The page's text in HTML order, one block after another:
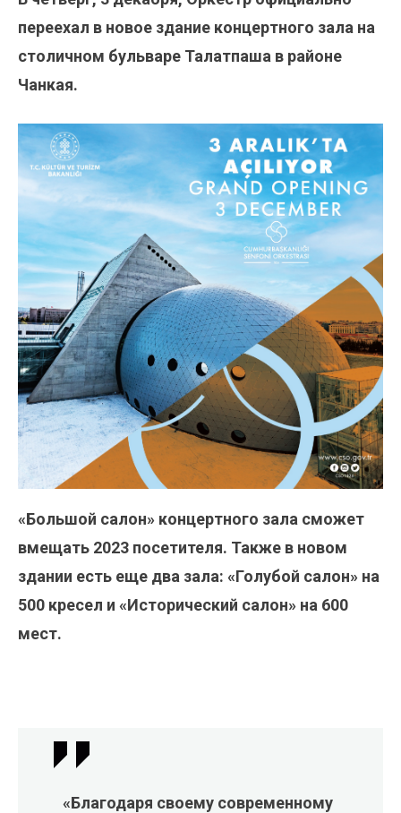
переехал в новое здание концертного зала на
столичном бульваре Талатпаша в районе
Чанкая.
«Большой салон» концертного зала сможет
вмещать 2023 посетителя. Также в новом
здании есть еще два зала: «Голубой салон» на
500 кресел и «Исторический салон» на 600
мест.
«Благодаря своему современному